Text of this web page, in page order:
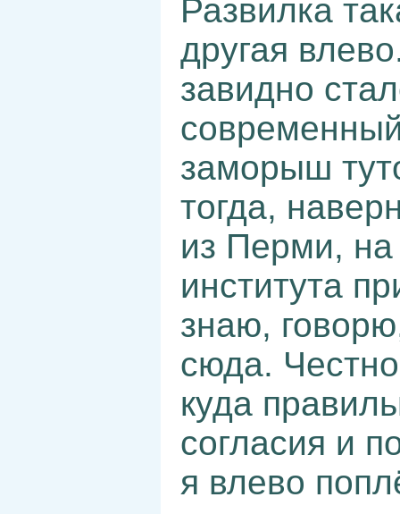
Развилка
другая
завидно
заморыш
тогда,
из Перми, на
института
знаю,
сюда.
куда
согласия и
я влево